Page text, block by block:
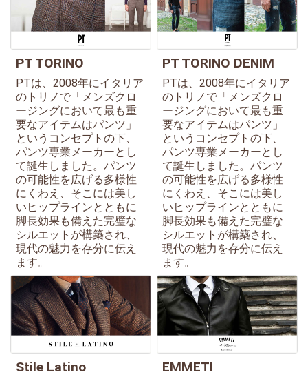
PT TORINO
PTは、2008年にイタリア
のトリノで「メンズクロ
ージングにおいて最も重
要なアイテムはパンツ」
というコンセプトの下、
パンツ専業メーカーとし
て誕生しました。パンツ
の可能性を広げる多様性
にくわえ、そこには美し
いヒップラインとともに
脚長効果も備えた完璧な
シルエットが構築され、
現代の魅力を存分に伝え
ます。
PT TORINO DENIM
PTは、2008年にイタリア
のトリノで「メンズクロ
ージングにおいて最も重
要なアイテムはパンツ」
というコンセプトの下、
パンツ専業メーカーとし
て誕生しました。パンツ
の可能性を広げる多様性
にくわえ、そこには美し
いヒップラインとともに
脚長効果も備えた完璧な
シルエットが構築され、
現代の魅力を存分に伝え
ます。
Stile Latino EMMETI